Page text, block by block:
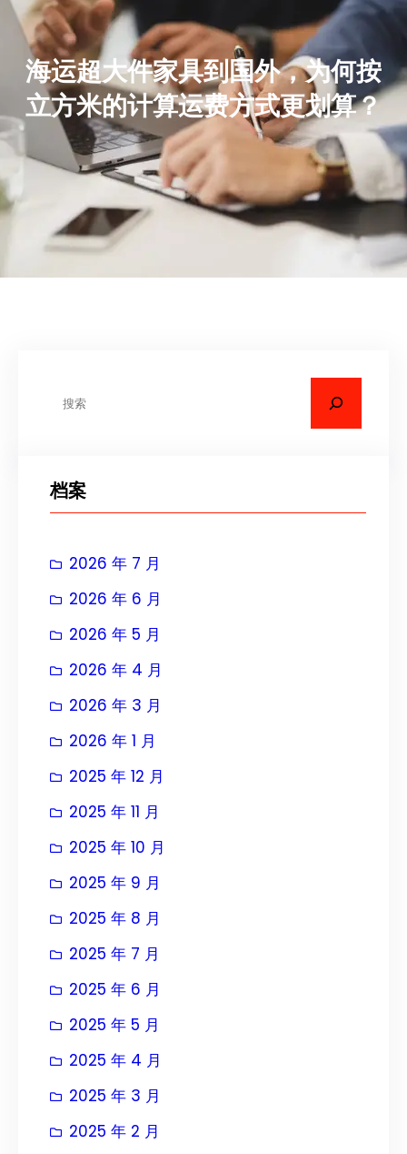
海运超大件家具到国外，为何按
立方米的计算运费方式更划算？
档案
2026 年 7 月
2026 年 6 月
2026 年 5 月
2026 年 4 月
2026 年 3 月
2026 年 1 月
2025 年 12 月
2025 年 11 月
2025 年 10 月
2025 年 9 月
2025 年 8 月
2025 年 7 月
2025 年 6 月
2025 年 5 月
2025 年 4 月
2025 年 3 月
2025 年 2 月